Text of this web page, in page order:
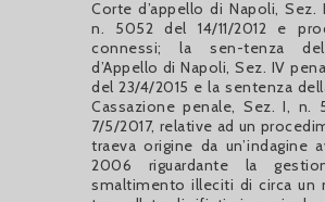
Corte d’appello di Napoli, Sez.
n. 5052 del 14/11/2012 e
connessi; la sen-tenza
d’Appello di Napoli, Sez. IV
del 23/4/2015 e la sentenza
Cassazione penale, Sez. I, n.
7/5/2017, relative ad un
traeva origine da un’indagine
2006 riguardante la
smaltimento illeciti di circa un